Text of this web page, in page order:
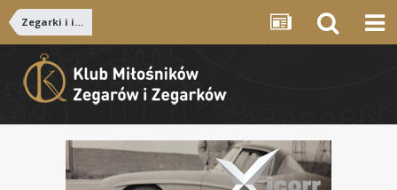
Zegarki i inicjatywy związane z zegarkami